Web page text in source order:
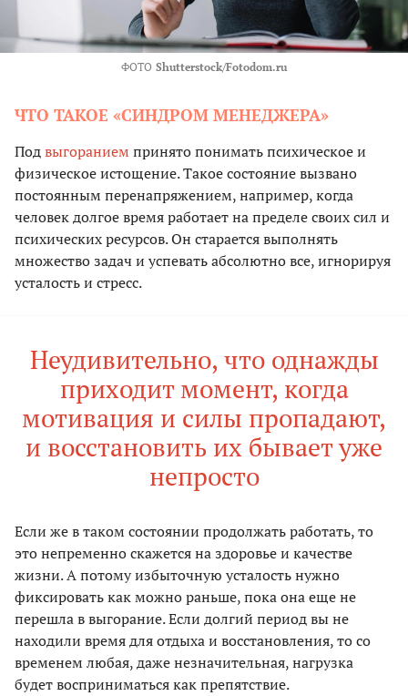
ФОТО Shutterstock/Fotodom.ru
ЧТО ТАКОЕ «СИНДРОМ МЕНЕДЖЕРА»
Подвыгоранием принято понимать психическое и
физическое истощение. Такое состояние вызвано
постоянным перенапряжением, например, когда
человек долгое время работает на пределе своих сил и
психических ресурсов. Он старается выполнять
множество задач и успевать абсолютно все, игнорируя
усталость и стресс.
Неудивительно, что однажды
приходит момент, когда
мотивация и силы пропадают,
и восстановить их бывает уже
непросто
Если же в таком состоянии продолжать работать, то
это непременно скажется на здоровье и качестве
жизни. А потому избыточную усталость нужно
фиксировать как можно раньше, пока она еще не
перешла в выгорание. Если долгий период вы не
находили время для отдыха и восстановления, то со
временем любая, даже незначительная, нагрузка
будет восприниматься как препятствие.